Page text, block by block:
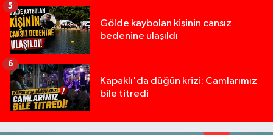
Gölde kaybolan kişinin cansız
bedenine ulaşıldı
5
Kapaklı'da düğün krizi: Camlarımız
bile titredi
6